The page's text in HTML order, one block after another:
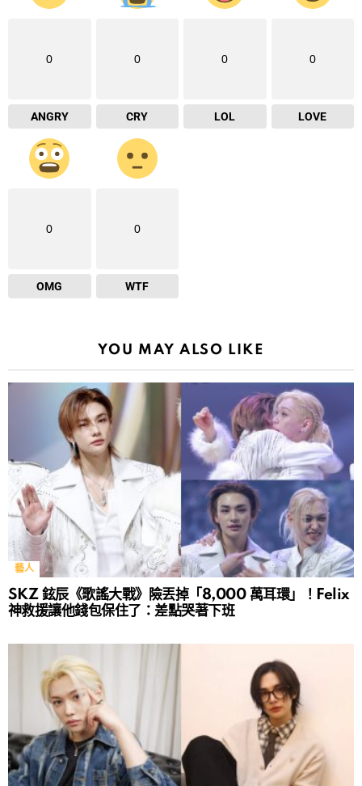
0
ANGRY
0
CRY
0
LOL
0
LOVE
0
OMG
0
WTF
YOU MAY ALSO LIKE
藝人
SKZ 鉉辰《歌謠大戰》險丟掉「8,000 萬耳環」！Felix
神救援讓他錢包保住了：差點哭著下班